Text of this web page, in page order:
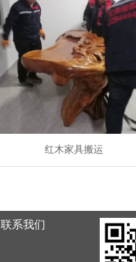
红木家具搬运
联系我们